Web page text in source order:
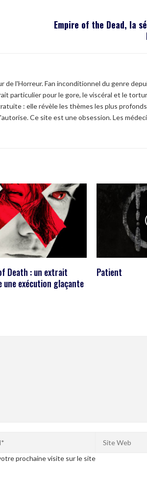
Empire of the Dead, la
de l'Horreur. Fan inconditionnel du genre
particulier pour le gore, le viscéral et le
: elle révèle les thèmes les plus
Ce site est une obsession. Les
Death : un extrait
exécution glaçante
Patient
prochaine visite sur le site